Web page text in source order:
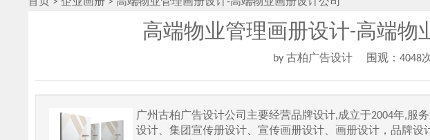
高端物业管理画册设计-高端物
by 古柏广告设计 围观：4048
广州古柏广告设计公司主要经营品牌设计,成立于2004年,服
设计、集团宣传册设计、宣传画册设计、画册设计，品牌